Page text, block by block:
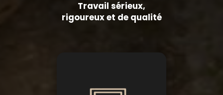
Travail sérieux,
rigoureux et de qualité